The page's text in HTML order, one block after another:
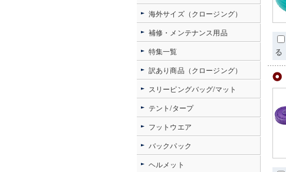
る
海外サイズ（クロージング）
補修・メンテナンス用品
特集一覧
訳あり商品（クロージング）
スリーピングバッグ/マット
テント/タープ
フットウエア
バックパック
ヘルメット